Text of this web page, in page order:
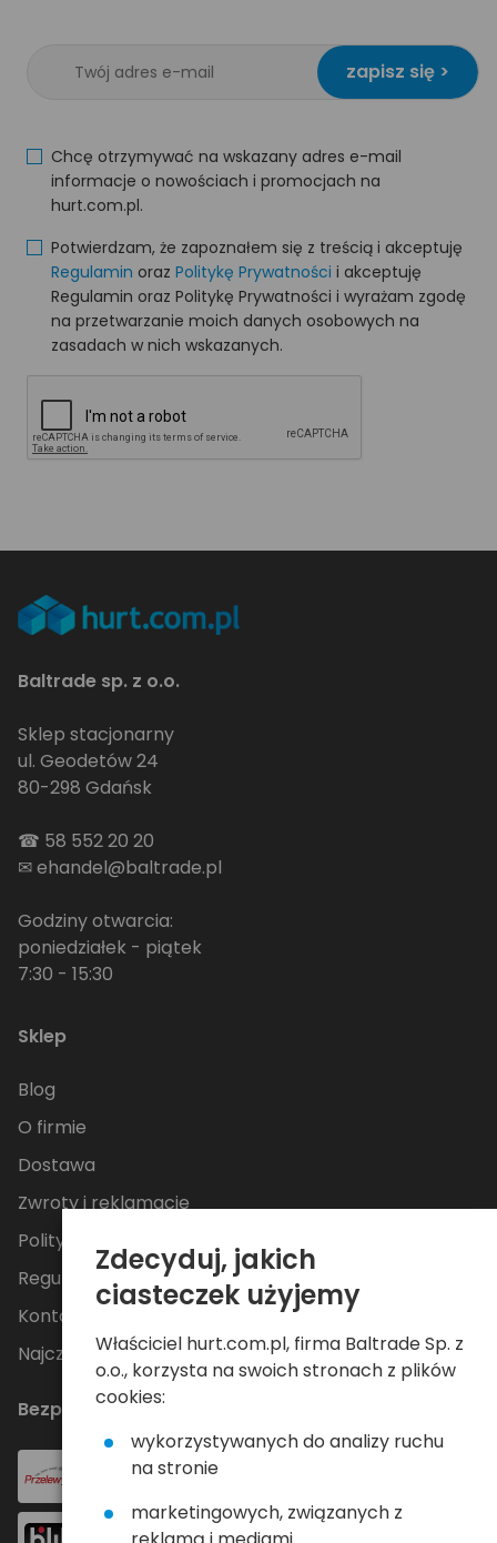
zapisz się >
Chcę otrzymywać na wskazany adres e-mail
informacje o nowościach i promocjach na
hurt.com.pl.
Potwierdzam, że zapoznałem się z treścią i akceptuję
Regulamin oraz Politykę Prywatności i akceptuję
Regulamin oraz Politykę Prywatności i wyrażam zgodę
na przetwarzanie moich danych osobowych na
zasadach w nich wskazanych.
Baltrade sp. z o.o.
Sklep stacjonarny
ul. Geodetów 24
80-298 Gdańsk
☎ 58 552 20 20
✉ehandel@baltrade.pl
Godziny otwarcia:
poniedziałek - piątek
7:30 - 15:30
Sklep
Blog
O firmie
Dostawa
Zwroty i reklamacje
Polityka Prywatności
Regulamin
Kontakt
Najczęściej zadawane pytania
Bezpieczne płatności
Zdecyduj, jakich
ciasteczek użyjemy
Właściciel hurt.com.pl, firma Baltrade Sp. z
o.o., korzysta na swoich stronach z plików
cookies:
wykorzystywanych do analizy ruchu
na stronie
marketingowych, związanych z